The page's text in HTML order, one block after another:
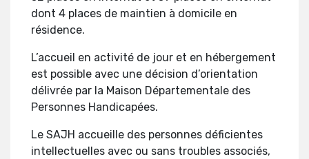
dont 4 places de maintien à domicile en
résidence.
L’accueil en activité de jour et en hébergement
est possible avec une décision d’orientation
délivrée par la Maison Départementale des
Personnes Handicapées.
Le SAJH accueille des personnes déficientes
intellectuelles avec ou sans troubles associés,